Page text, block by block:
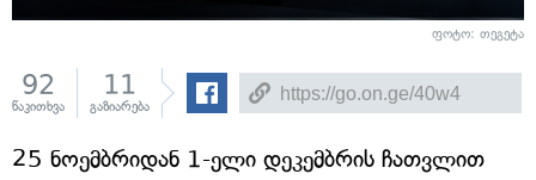
ფოტო: თეგეტა
92
წაკითხვა
11
გაზიარება
25 ნოემბრიდან 1-ელი დეკემბრის ჩათვლით